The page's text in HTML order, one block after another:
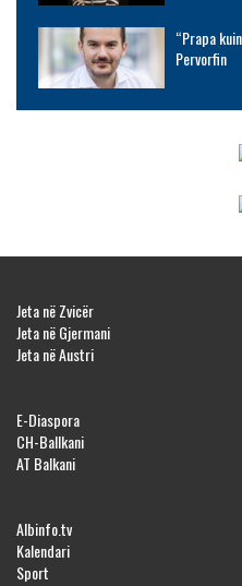
“Prapa
Pervorfin
Jeta në Zvicër
Jeta në Gjermani
Jeta në Austri
E-Diaspora
CH-Ballkani
AT Balkani
Albinfo.tv
Kalendari
Sport